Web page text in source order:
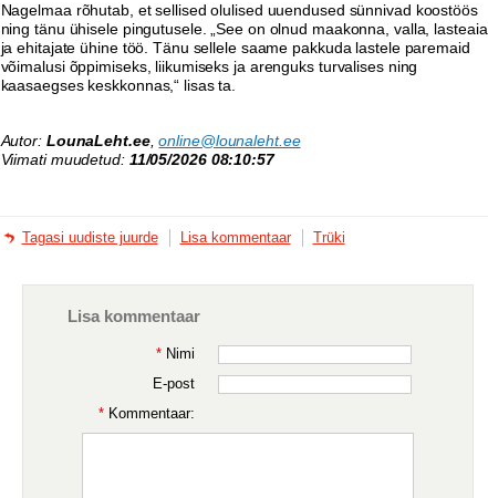
Nagelmaa rõhutab, et sellised olulised uuendused sünnivad koostöös
ning tänu ühisele pingutusele. „See on olnud maakonna, valla, lasteaia
ja ehitajate ühine töö. Tänu sellele saame pakkuda lastele paremaid
võimalusi õppimiseks, liikumiseks ja arenguks turvalises ning
kaasaegses keskkonnas,“ lisas ta.
Autor: LounaLeht.ee,online@lounaleht.ee
Viimati muudetud: 11/05/2026 08:10:57
Tagasi uudiste juurde Lisa kommentaar Trüki
Lisa kommentaar
*Nimi
E-post
*Kommentaar: